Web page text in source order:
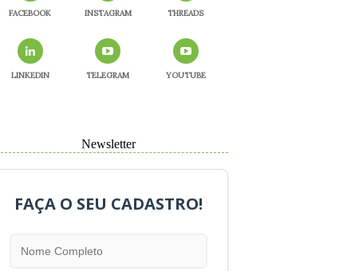
FACEBOOK INSTAGRAM THREADS
LINKEDIN TELEGRAM YOUTUBE
Newsletter
FAÇA O SEU CADASTRO!